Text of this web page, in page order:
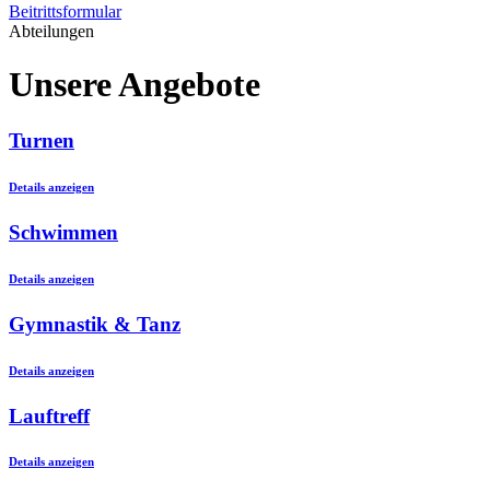
Beitrittsformular
Abteilungen
Unsere Angebote
Turnen
Details anzeigen
Schwimmen
Details anzeigen
Gymnastik & Tanz
Details anzeigen
Lauftreff
Details anzeigen